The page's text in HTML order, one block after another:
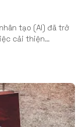
tạo (AI) đã trở
cải thiện…